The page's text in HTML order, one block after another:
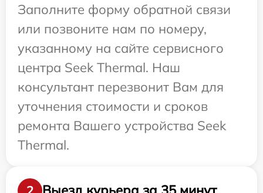
Заполните форму обратной связи
или позвоните нам по номеру,
указанному на сайте сервисного
центра Seek Thermal. Наш
консультант перезвонит Вам для
уточнения стоимости и сроков
ремонта Вашего устройства Seek
Thermal.